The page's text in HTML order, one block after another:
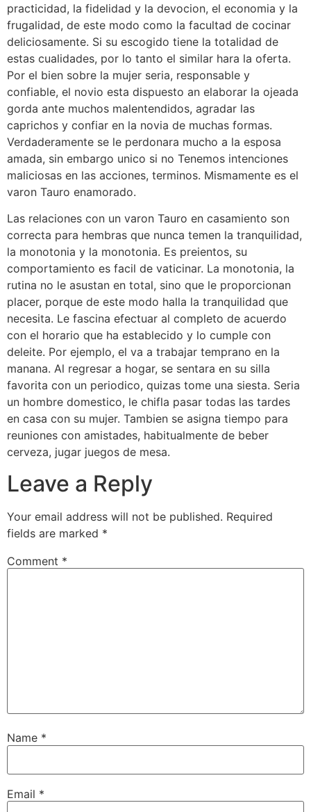
practicidad, la fidelidad y la devocion, el economia y la
frugalidad, de este modo como la facultad de cocinar
deliciosamente. Si su escogido tiene la totalidad de
estas cualidades, por lo tanto el similar hara la oferta.
Por el bien sobre la mujer seria, responsable y
confiable, el novio esta dispuesto an elaborar la ojeada
gorda ante muchos malentendidos, agradar las
caprichos y confiar en la novia de muchas formas.
Verdaderamente se le perdonara mucho a la esposa
amada, sin embargo unico si no Tenemos intenciones
maliciosas en las acciones, terminos. Mismamente es el
varon Tauro enamorado.
Las relaciones con un varon Tauro en casamiento son
correcta para hembras que nunca temen la tranquilidad,
la monotonia y la monotonia. Es preientos, su
comportamiento es facil de vaticinar. La monotonia, la
rutina no le asustan en total, sino que le proporcionan
placer, porque de este modo halla la tranquilidad que
necesita. Le fascina efectuar al completo de acuerdo
con el horario que ha establecido y lo cumple con
deleite. Por ejemplo, el va a trabajar temprano en la
manana. Al regresar a hogar, se sentara en su silla
favorita con un periodico, quizas tome una siesta. Seri­a
un hombre domestico, le chifla pasar todas las tardes
en casa con su mujer. Tambien se asigna tiempo para
reuniones con amistades, habitualmente de beber
cerveza, jugar juegos de mesa.
Leave a Reply
Your email address will not be published. Required
fields are marked *
Comment *
Name *
Email *